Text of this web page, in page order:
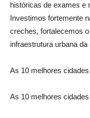
históricas de exames e
Investimos fortemente
creches, fortalecemos
infraestrutura urbana da
As 10 melhores
As 10 melhores